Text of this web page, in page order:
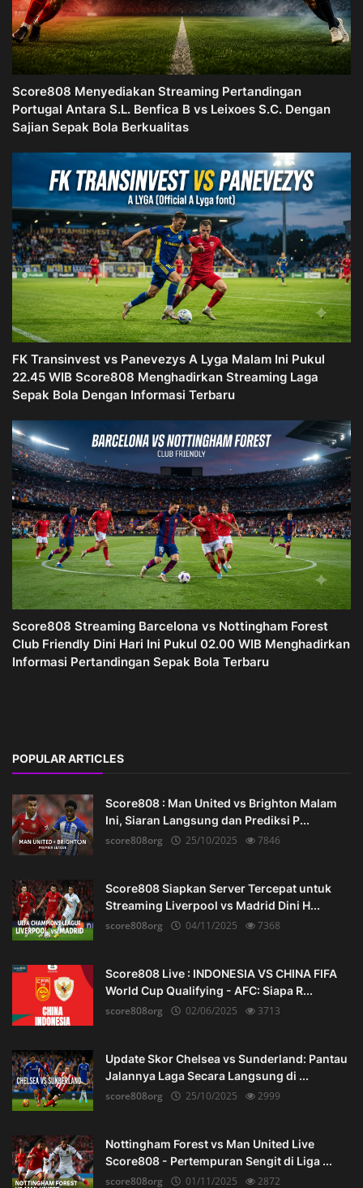
Score808 Menyediakan Streaming Pertandingan
Portugal Antara S.L. Benfica B vs Leixoes S.C. Dengan
Sajian Sepak Bola Berkualitas
FK Transinvest vs Panevezys A Lyga Malam Ini Pukul
22.45 WIB Score808 Menghadirkan Streaming Laga
Sepak Bola Dengan Informasi Terbaru
Score808 Streaming Barcelona vs Nottingham Forest
Club Friendly Dini Hari Ini Pukul 02.00 WIB Menghadirkan
Informasi Pertandingan Sepak Bola Terbaru
POPULAR ARTICLES
Score808 : Man United vs Brighton Malam
Ini, Siaran Langsung dan Prediksi P...
score808org
25/10/2025 7846
Score808 Siapkan Server Tercepat untuk
Streaming Liverpool vs Madrid Dini H...
score808org
04/11/2025 7368
Score808 Live : INDONESIA VS CHINA FIFA
World Cup Qualifying - AFC: Siapa R...
score808org
02/06/2025 3713
Update Skor Chelsea vs Sunderland: Pantau
Jalannya Laga Secara Langsung di ...
score808org
25/10/2025 2999
Nottingham Forest vs Man United Live
Score808 - Pertempuran Sengit di Liga ...
score808org
01/11/2025 2872